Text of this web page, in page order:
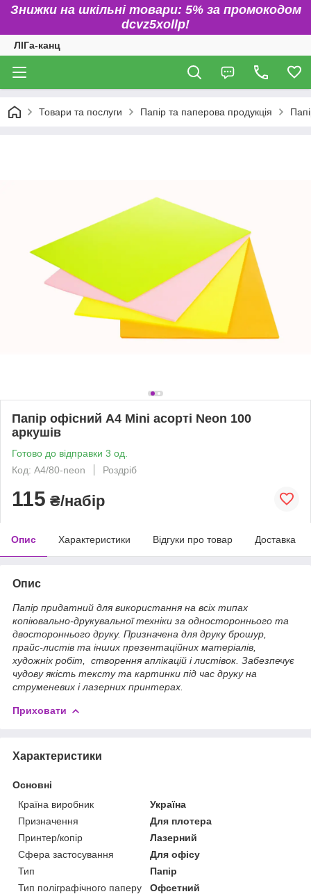
Знижки на шкільні товари: 5% за промокодом
dcvz5xollp!
ЛІГа-канц
Товари та послуги Папір та паперова продукція
Папір офісний A4 Mini асорті Neon 100
аркушів
Готово до відправки 3 од.
Код: А4/80-neon
Роздріб
115 ₴/набір
Опис Характеристики Відгуки про товар Доставка
Опис
Папір придатний для використання на всіх типах
копіювально-друкувальної техніки за одностороннього та
двостороннього друку. Призначена для друку брошур,
прайс-листів та інших презентаційних матеріалів,
художніх робіт, створення аплікацій і листівок. Забезпечує
чудову якість тексту та картинки під час друку на
струменевих і лазерних принтерах.
Приховати
Характеристики
Основні
Країна виробник
Україна
Призначення
Для плотера
Принтер/копір
Лазерний
Сфера застосування
Для офісу
Тип
Папір
Тип поліграфічного паперу
Офсетний